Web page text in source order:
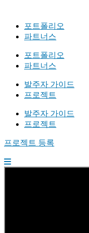
포트폴리오
파트너스
포트폴리오
파트너스
발주자 가이드
프로젝트
발주자 가이드
프로젝트
프로젝트 등록